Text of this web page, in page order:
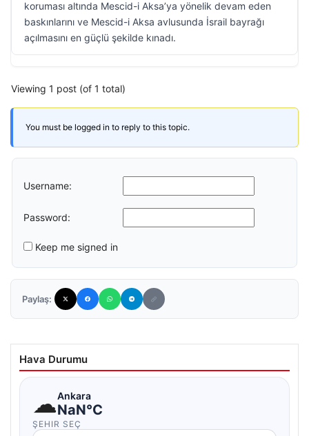
koruması altında Mescid-i Aksa’ya yönelik devam eden
baskınlarını ve Mescid-i Aksa avlusunda İsrail bayrağı
açılmasını en güçlü şekilde kınadı.
Viewing 1 post (of 1 total)
You must be logged in to reply to this topic.
Username:
Password:
Keep me signed in
Paylaş:
Hava Durumu
☁Ankara
NaN°C
ŞEHIR SEÇ